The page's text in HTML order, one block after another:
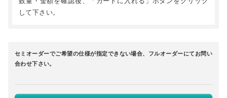
して下さい。
セミオーダーでご希望の仕様が指定できない場合、フルオーダーにてお問い
合わせ下さい。